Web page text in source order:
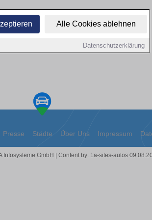
Alle Cookies ablehnen
Datenschutzerklärung
Presse Städte Über Uns Impressum
GmbH | Content by: 1a-sites-autos